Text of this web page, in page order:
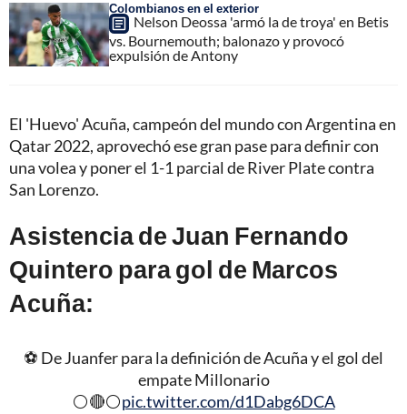
Colombianos en el exterior
Nelson Deossa 'armó la de troya' en Betis
vs. Bournemouth; balonazo y provocó
expulsión de Antony
El 'Huevo' Acuña, campeón del mundo con Argentina en
Qatar 2022, aprovechó ese gran pase para definir con
una volea y poner el 1-1 parcial de River Plate contra
San Lorenzo.
Asistencia de Juan Fernando
Quintero para gol de Marcos
Acuña:
⚽️ De Juanfer para la definición de Acuña y el gol del
empate Millonario
⚪️🔴⚪️pic.twitter.com/d1Dabg6DCA